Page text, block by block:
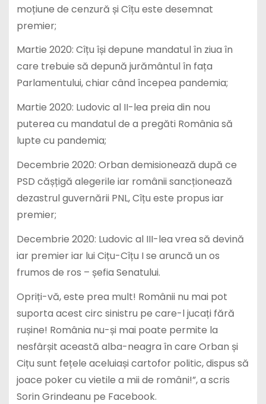
moțiune de cenzură și Cîțu este desemnat
premier;
Martie 2020: Cîțu își depune mandatul în ziua în
care trebuie să depună jurământul în fața
Parlamentului, chiar când începea pandemia;
Martie 2020: Ludovic al II-lea preia din nou
puterea cu mandatul de a pregăti România să
lupte cu pandemia;
Decembrie 2020: Orban demisionează după ce
PSD cășțigă alegerile iar românii sancționează
dezastrul guvernării PNL, Cîțu este propus iar
premier;
Decembrie 2020: Ludovic al III-lea vrea să devină
iar premier iar lui Cițu-Cîțu I se aruncă un os
frumos de ros – șefia Senatului.
Opriți-vă, este prea mult! Românii nu mai pot
suporta acest circ sinistru pe care-l jucați fără
rușine! România nu-și mai poate permite la
nesfârșit această alba-neagra în care Orban și
Cițu sunt fețele aceluiași cartofor politic, dispus să
joace poker cu vietile a mii de români!”, a scris
Sorin Grindeanu pe Facebook.